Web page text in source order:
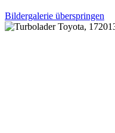
Bildergalerie überspringen